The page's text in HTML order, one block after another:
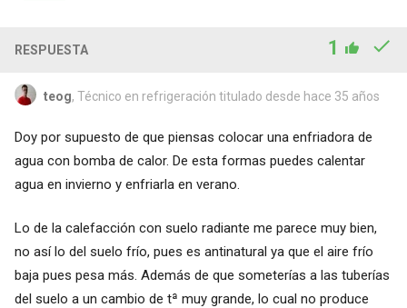
RESPUESTA 1
teog, Técnico en refrigeración titulado desde hace 35 años
Doy por supuesto de que piensas colocar una enfriadora de
agua con bomba de calor. De esta formas puedes calentar
agua en invierno y enfriarla en verano.
Lo de la calefacción con suelo radiante me parece muy bien,
no así lo del suelo frío, pues es antinatural ya que el aire frío
baja pues pesa más. Además de que someterías a las tuberías
del suelo a un cambio de tª muy grande, lo cual no produce